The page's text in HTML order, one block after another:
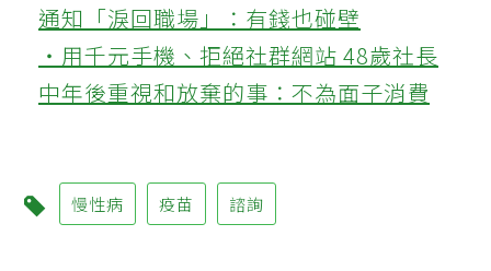
通知「淚回職場」：有錢也碰壁
‧用千元手機、拒絕社群網站 48歲社長
中年後重視和放棄的事：不為面子消費
慢性病 疫苗 諮詢